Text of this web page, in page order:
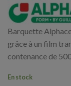
Barquette
grâce à un film
contenance de
En stock